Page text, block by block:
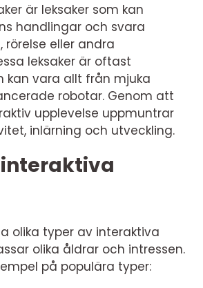
är leksaker som kan
handlingar och svara
rörelse eller andra
leksaker är oftast
kan vara allt från mjuka
robotar. Genom att
upplevelse uppmuntrar
inlärning och utveckling.
olika typer av interaktiva
olika åldrar och intressen.
på populära typer: